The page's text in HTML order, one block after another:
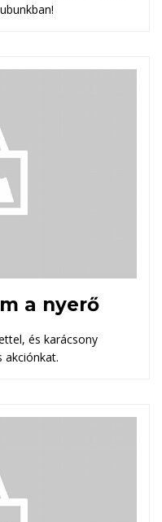
a nyerő
és karácsony
akciónkat.